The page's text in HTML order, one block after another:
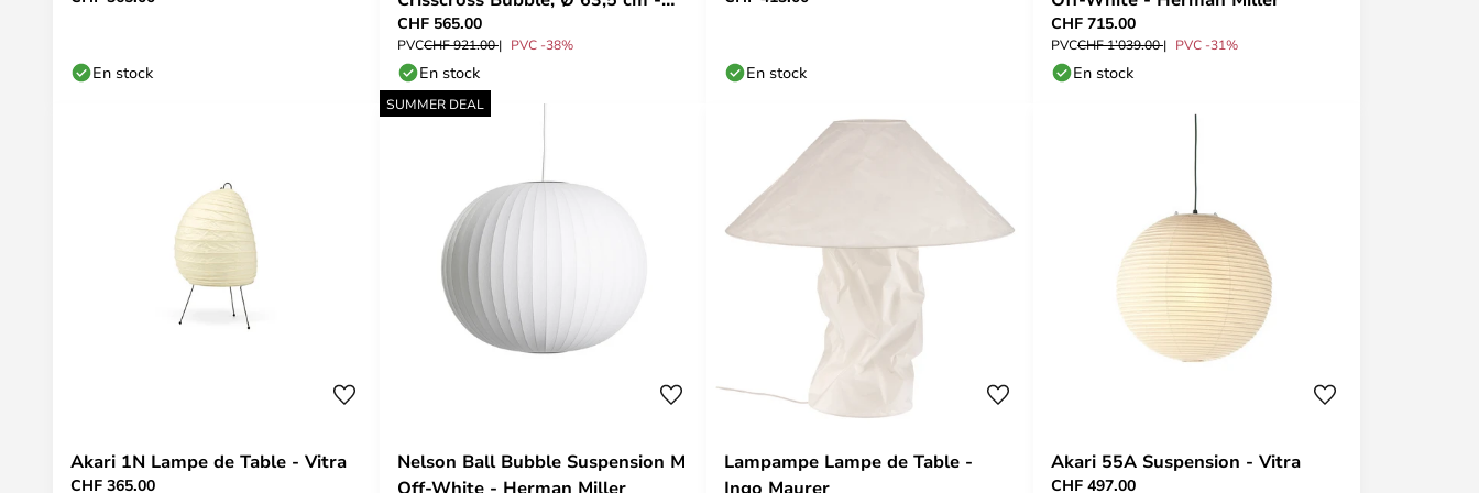
En stock
HAY
CHF 565.00
PVCCHF 921.00 PVC -38%
En stock En stock
CHF 715.00
PVCCHF 1’039.00 PVC -31%
En stock
Akari 1N Lampe de Table - Vitra
CHF 365.00
SUMMER DEAL
Nelson Ball Bubble Suspension M
Off-White - Herman Miller
Lampampe Lampe de Table -
Ingo Maurer
Akari 55A Suspension - Vitra
CHF 497.00